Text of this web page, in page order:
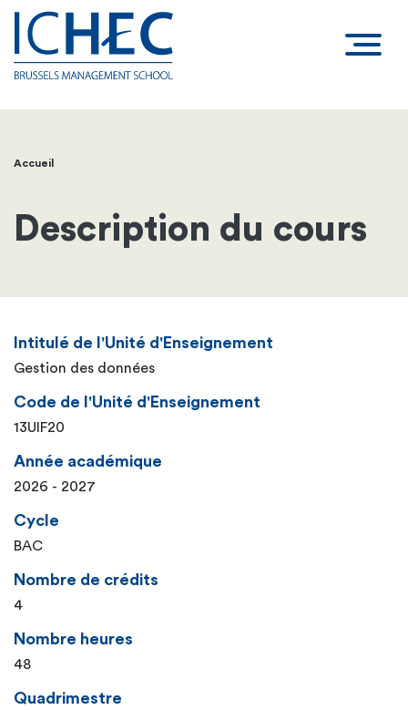
Fil
d'Ariane
Accueil
Description du cours
Intitulé de l'Unité d'Enseignement
Gestion des données
Code de l'Unité d'Enseignement
13UIF20
Année académique
2026 - 2027
Cycle
BAC
Nombre de crédits
4
Nombre heures
48
Quadrimestre